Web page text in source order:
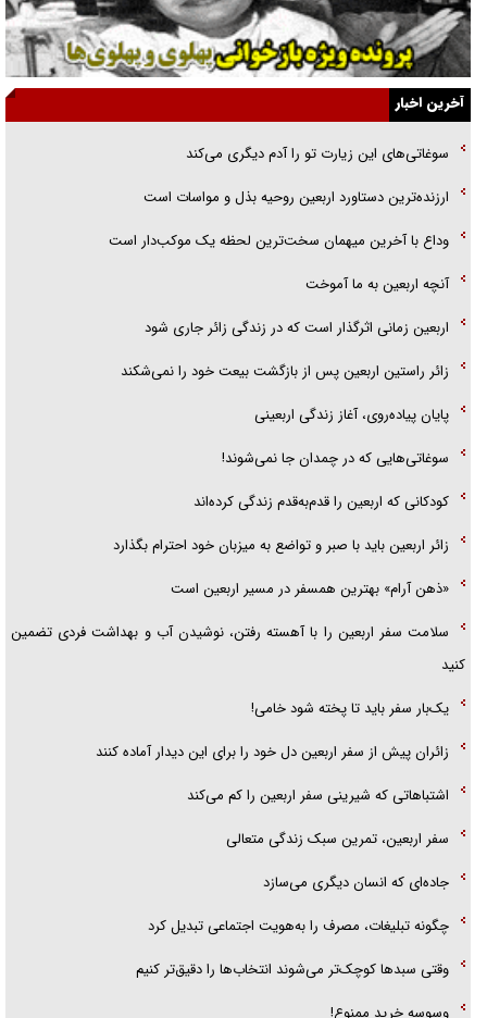
گفت‌وگو با خواهر یکی از شهدای جنگ رمضان/ خواهرم فرمانده جهادی و
اهل خدمت بی‌منت بود
جزئیات شکنجه‌هایم فراتر از آن است که در بیان بگنجد!
گزارش «جوان» از قوانین سخت‌گیرانه ۶ قاره در برابر یورش به پاسگاه‌های
آخرین اخبار
سوغاتی‌های این زیارت تو را آدم دیگری می‌کند
ارزنده‌ترین دستاورد اربعین روحیه بذل و مواسات است
وداع با آخرین میهمان سخت‌ترین لحظه یک موکب‌دار است
آنچه اربعین به ما آموخت
اربعین زمانی اثرگذار است که در زندگی زائر جاری شود
زائر راستین اربعین پس از بازگشت بیعت خود را نمی‌شکند
پایان پیاده‌روی، آغاز زندگی اربعینی
سوغاتی‌هایی که در چمدان جا نمی‌شوند!
کودکانی که اربعین را قدم‌به‌قدم زندگی کرده‌اند
زائر اربعین باید با صبر و تواضع به میزبان خود احترام بگذارد
«ذهن آرام» بهترین همسفر در مسیر اربعین است
سلامت سفر اربعین را با آهسته رفتن، نوشیدن آب و بهداشت فردی تضمین
کنید
یک‌بار سفر باید تا پخته شود خامی!
زائران پیش از سفر اربعین دل خود را برای این دیدار آماده کنند
اشتباهاتی که شیرینی سفر اربعین را کم می‌کند
سفر اربعین، تمرین سبک زندگی متعالی
جاده‌ای که انسان دیگری می‌سازد
چگونه تبلیغات، مصرف را به‌هویت اجتماعی تبدیل کرد
وقتی سبد‌ها کوچک‌تر می‌شوند انتخاب‌ها را دقیق‌تر کنیم
وسوسه خرید ممنوع!